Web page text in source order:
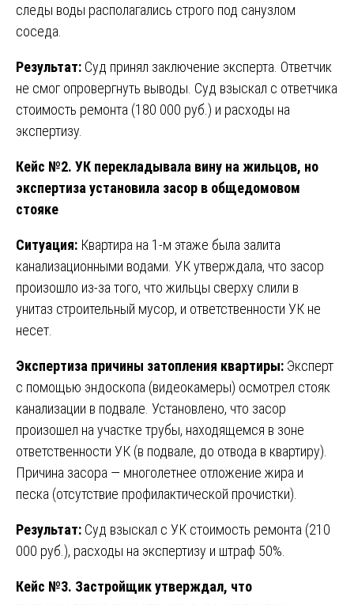
следы воды располагались строго под санузлом
соседа.
Результат: Суд принял заключение эксперта. Ответчик
не смог опровергнуть выводы. Суд взыскал с ответчика
стоимость ремонта (180 000 руб.) и расходы на
экспертизу.
Кейс №2. УК перекладывала вину на жильцов, но
экспертиза установила засор в общедомовом
стояке
Ситуация: Квартира на 1-м этаже была залита
канализационными водами. УК утверждала, что засор
произошло из-за того, что жильцы сверху слили в
унитаз строительный мусор, и ответственности УК не
несет.
Экспертиза причины затопления квартиры: Эксперт
с помощью эндоскопа (видеокамеры) осмотрел стояк
канализации в подвале. Установлено, что засор
произошел на участке трубы, находящемся в зоне
ответственности УК (в подвале, до отвода в квартиру).
Причина засора — многолетнее отложение жира и
песка (отсутствие профилактической прочистки).
Результат: Суд взыскал с УК стоимость ремонта (210
000 руб.), расходы на экспертизу и штраф 50%.
Кейс №3. Застройщик утверждал, что